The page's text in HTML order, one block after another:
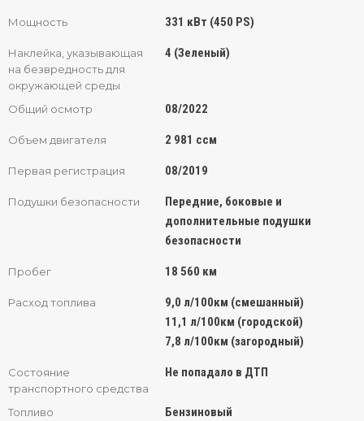
Мощность 331 кВт (450 PS)
Наклейка, указывающая
на безвредность для
окружающей среды
4 (Зеленый)
Общий осмотр 08/2022
Объем двигателя 2 981 ссм
Первая регистрация 08/2019
Подушки безопасности
Передние, боковые и
дополнительные подушки
безопасности
Пробег 18 560 км
Расход топлива
9,0 л/100км (смешанный)
11,1 л/100км (городской)
7,8 л/100км (загородный)
Состояние
транспортного средства
Не попадало в ДТП
Топливо Бензиновый